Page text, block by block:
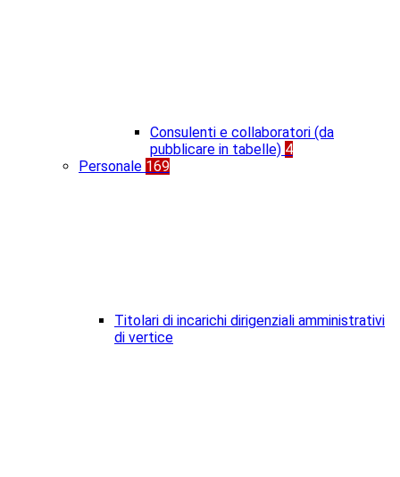
Consulenti e collaboratori (da
pubblicare in tabelle) 4
Personale 169
Titolari di incarichi dirigenziali amministrativi
di vertice